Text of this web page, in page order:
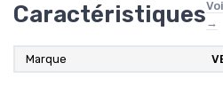
Caractéristiques →
Marque